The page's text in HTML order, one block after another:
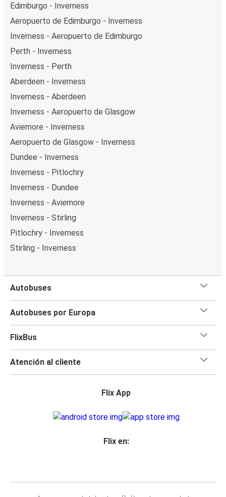
Edimburgo - Inverness
Aeropuerto de Edimburgo - Inverness
Inverness - Aeropuerto de Edimburgo
Perth - Inverness
Inverness - Perth
Aberdeen - Inverness
Inverness - Aberdeen
Inverness - Aeropuerto de Glasgow
Aviemore - Inverness
Aeropuerto de Glasgow - Inverness
Dundee - Inverness
Inverness - Pitlochry
Inverness - Dundee
Inverness - Aviemore
Inverness - Stirling
Pitlochry - Inverness
Stirling - Inverness
Autobuses
Autobuses por Europa
FlixBus
Atención al cliente
Flix App
Flix en: